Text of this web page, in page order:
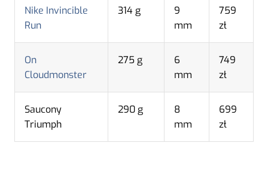
Nike Invincible
Run
314 g
9
mm
759
zł
On
Cloudmonster
275 g
6
mm
749
zł
Saucony
Triumph
290 g
8
mm
699
zł